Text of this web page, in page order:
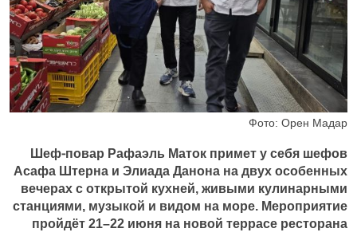
Фото: Орен Мадар
Шеф-повар Рафаэль Маток примет у себя шефов
Асафа Штерна и Элиада Данона на двух особенных
вечерах с открытой кухней, живыми кулинарными
станциями, музыкой и видом на море. Мероприятие
пройдёт 21–22 июня на новой террасе ресторана